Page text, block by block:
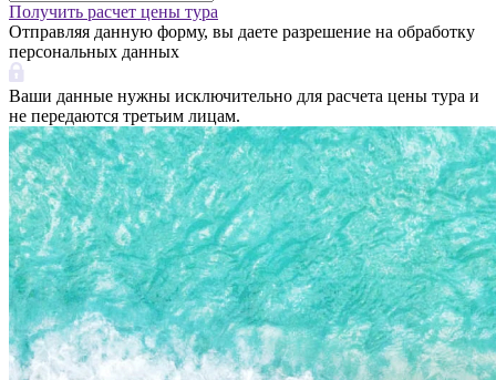
Получить расчет цены тура
Отправляя данную форму, вы даете разрешение на обработку
персональных данных
Ваши данные нужны исключительно для расчета цены тура и
не передаются третьим лицам.